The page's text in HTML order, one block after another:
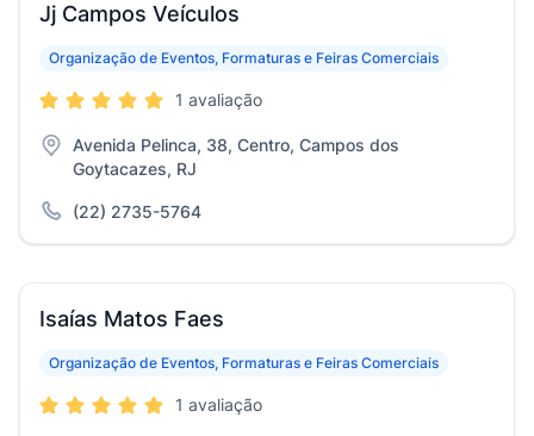
Jj Campos Veículos
Organização de Eventos, Formaturas e Feiras Comerciais
1 avaliação
Avenida Pelinca, 38, Centro, Campos dos
Goytacazes, RJ
(22) 2735-5764
Isaías Matos Faes
Organização de Eventos, Formaturas e Feiras Comerciais
1 avaliação